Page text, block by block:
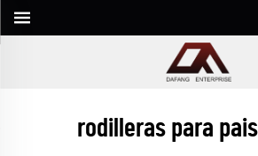
rodilleras para